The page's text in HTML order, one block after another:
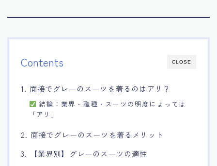
CLOSE
Contents
1. 面接でグレーのスーツを着るのはアリ？
結論：業界・職種・スーツの明度によっては
「アリ」
2. 面接でグレーのスーツを着るメリット
3. 【業界別】グレーのスーツの適性